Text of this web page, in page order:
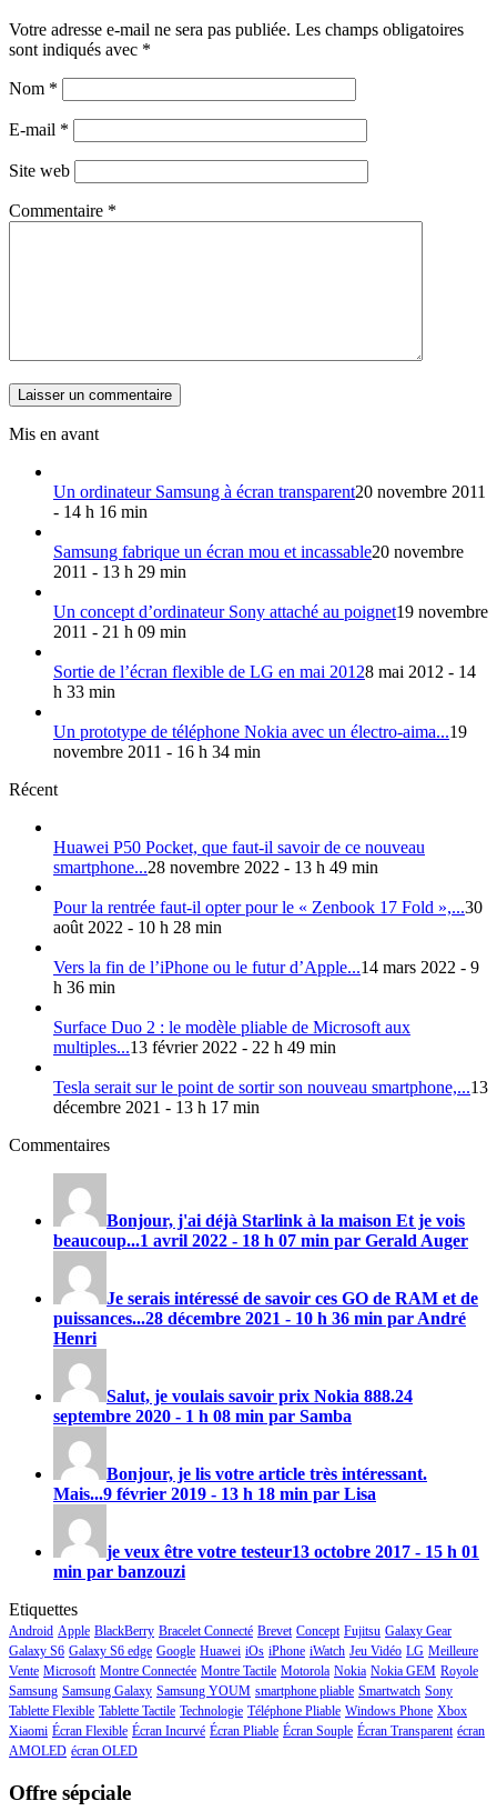
Votre adresse e-mail ne sera pas publiée. Les champs obligatoires
sont indiqués avec *
Nom *
E-mail *
Site web
Commentaire *
Mis en avant
Un ordinateur Samsung à écran transparent20 novembre 2011
- 14 h 16 min
Samsung fabrique un écran mou et incassable20 novembre
2011 - 13 h 29 min
Un concept d’ordinateur Sony attaché au poignet19 novembre
2011 - 21 h 09 min
Sortie de l’écran flexible de LG en mai 20128 mai 2012 - 14
h 33 min
Un prototype de téléphone Nokia avec un électro-aima...19
novembre 2011 - 16 h 34 min
Récent
Huawei P50 Pocket, que faut-il savoir de ce nouveau
smartphone...28 novembre 2022 - 13 h 49 min
Pour la rentrée faut-il opter pour le « Zenbook 17 Fold »,...30
août 2022 - 10 h 28 min
Vers la fin de l’iPhone ou le futur d’Apple...14 mars 2022 - 9
h 36 min
Surface Duo 2 : le modèle pliable de Microsoft aux
multiples...13 février 2022 - 22 h 49 min
Tesla serait sur le point de sortir son nouveau smartphone,...13
décembre 2021 - 13 h 17 min
Commentaires
Bonjour, j'ai déjà Starlink à la maison Et je vois
beaucoup...1 avril 2022 - 18 h 07 min par Gerald Auger
Je serais intéressé de savoir ces GO de RAM et de
puissances...28 décembre 2021 - 10 h 36 min par André
Henri
Salut, je voulais savoir prix Nokia 888.24
septembre 2020 - 1 h 08 min par Samba
Bonjour, je lis votre article très intéressant.
Mais...9 février 2019 - 13 h 18 min par Lisa
je veux être votre testeur13 octobre 2017 - 15 h 01
min par banzouzi
Etiquettes
Android Apple BlackBerry Bracelet Connecté Brevet Concept Fujitsu Galaxy Gear
Galaxy S6 Galaxy S6 edge Google Huawei iOs iPhone iWatch Jeu Vidéo LG Meilleure
Vente Microsoft Montre Connectée Montre Tactile Motorola Nokia Nokia GEM Royole
Samsung Samsung Galaxy Samsung YOUM smartphone pliable Smartwatch Sony
Tablette Flexible Tablette Tactile Technologie Téléphone Pliable Windows Phone Xbox
Xiaomi Écran Flexible Écran Incurvé Écran Pliable Écran Souple Écran Transparent écran
AMOLED écran OLED
Offre sépciale